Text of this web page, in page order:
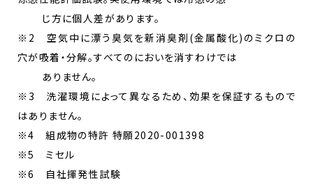
じ方に個人差があります。
※2 空気中に漂う臭気を新消臭剤(金属酸化)のミクロの
穴が吸着・分解。すべてのにおいを消すわけでは
ありません。
※3 洗濯環境によって異なるため、効果を保証するもので
はありません。
※4 組成物の特許 特願2020-001398
※5 ミセル
※6 自社揮発性試験